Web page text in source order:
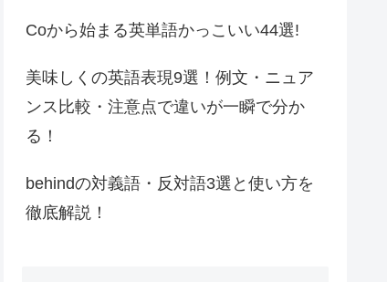
Coから始まる英単語かっこいい44選!
美味しくの英語表現9選！例文・ニュア
ンス比較・注意点で違いが一瞬で分か
る！
behindの対義語・反対語3選と使い方を
徹底解説！